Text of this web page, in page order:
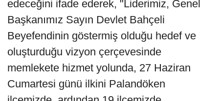
edeceğini ifade ederek, "Liderimiz, Genel
Başkanımız Sayın Devlet Bahçeli
Beyefendinin göstermiş olduğu hedef ve
oluşturduğu vizyon çerçevesinde
memlekete hizmet yolunda, 27 Haziran
Cumartesi günü ilkini Palandöken